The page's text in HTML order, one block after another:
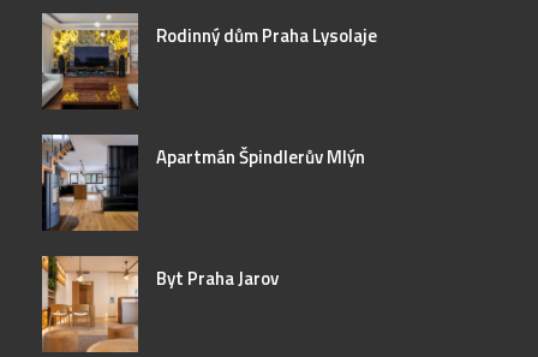
Rodinný dům Praha Lysolaje
Apartmán Špindlerův Mlýn
Byt Praha Jarov